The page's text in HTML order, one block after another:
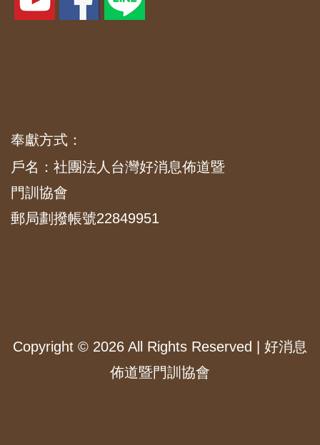
奉獻方式：
戶名：社團法人台灣好消息佈道暨
門訓協會
郵局劃撥帳號22849951
Copyright © 2026 All Rights Reserved | 好消息
佈道暨門訓協會